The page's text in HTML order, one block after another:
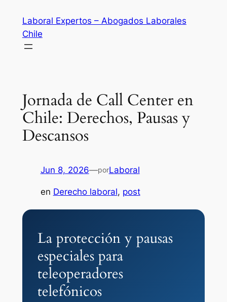
contenido
Laboral Expertos – Abogados Laborales
Chile
Jornada de Call Center en
Chile: Derechos, Pausas y
Descansos
Jun 8, 2026—porLaboral
en Derecho laboral, post
La protección y pausas
especiales para
teleoperadores
telefónicos